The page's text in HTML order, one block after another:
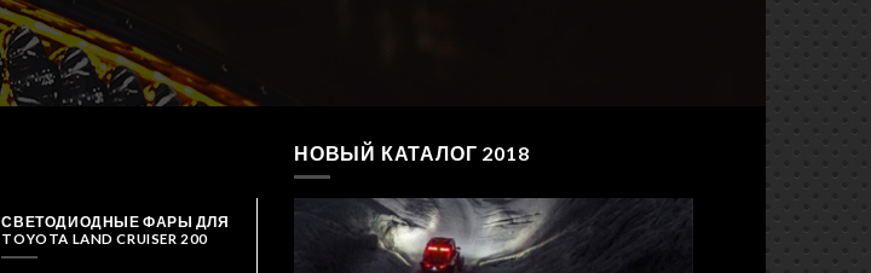
СВЕТОДИОДНЫЕ ФАРЫ ДЛЯ
TOYOTA LAND CRUISER 200
НОВЫЙ КАТАЛОГ 2018